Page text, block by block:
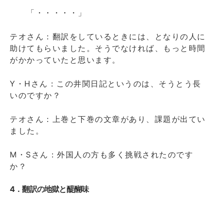
「・・・・・」
テオさん：翻訳をしているときには、となりの人に
助けてもらいました。そうでなければ、もっと時間
がかかっていたと思います。
Y・Hさん：この井関日記というのは、そうとう長
いのですか？
テオさん：上巻と下巻の文章があり、課題が出てい
ました。
M・Sさん：外国人の方も多く挑戦されたのです
か？
4．翻訳の地獄と醍醐味